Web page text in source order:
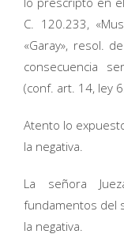
C. 120.233,
«Garay», resol.
consecuencia
(conf. art. 14, ley
Atento lo
la negativa.
La señora
fundamentos del
la negativa.